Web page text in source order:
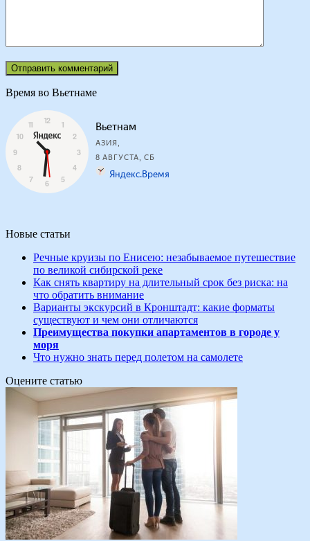
Время во Вьетнаме
Новые статьи
Речные круизы по Енисею: незабываемое путешествие
по великой сибирской реке
Как снять квартиру на длительный срок без риска: на
что обратить внимание
Варианты экскурсий в Кронштадт: какие форматы
существуют и чем они отличаются
Преимущества покупки апартаментов в городе у
моря
Что нужно знать перед полетом на самолете
Оцените статью